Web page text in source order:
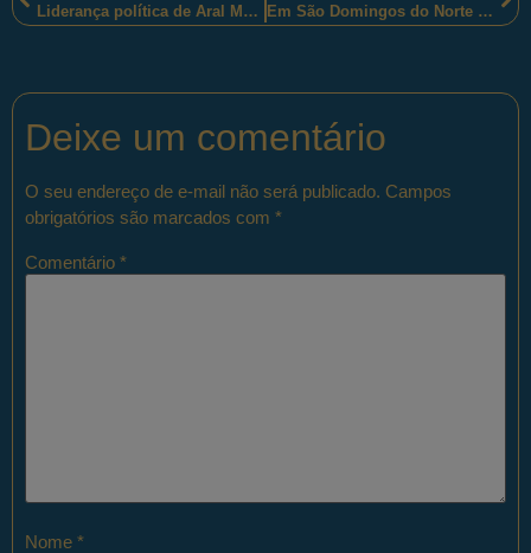
Liderança política de Aral Moreira (MS) reuniu-se com representante da Polícia Militar para discutir melhorias na segurança do município
Em São Domingos do Norte (ES), policiais militares receberam Moção de Agradecimento da Câmara Municipal
Deixe um comentário
O seu endereço de e-mail não será publicado. Campos
obrigatórios são marcados com *
Comentário *
Nome *